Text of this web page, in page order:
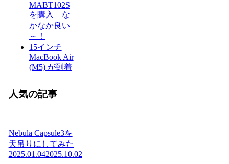
MABT102S
を購入 な
かなか良い
～！
15インチ
MacBook Air
(M5) が到着
人気の記事
Nebula Capsule3を
天吊りにしてみた
2025.01.042025.10.02